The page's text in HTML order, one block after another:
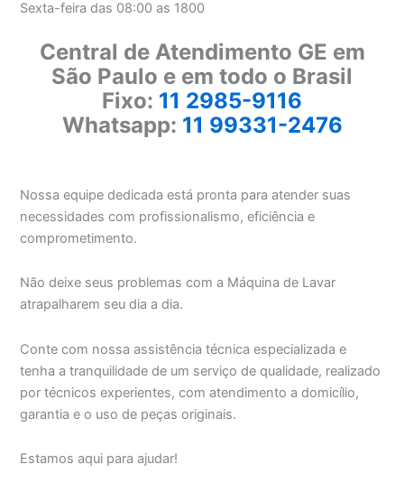
Sexta-feira das 08:00 as 1800
Central de Atendimento GE em
São Paulo e em todo o Brasil
Fixo: 11 2985-9116
Whatsapp: 11 99331-2476
Nossa equipe dedicada está pronta para atender suas
necessidades com profissionalismo, eficiência e
comprometimento.
Não deixe seus problemas com a Máquina de Lavar
atrapalharem seu dia a dia.
Conte com nossa assistência técnica especializada e
tenha a tranquilidade de um serviço de qualidade, realizado
por técnicos experientes, com atendimento a domicílio,
garantia e o uso de peças originais.
Estamos aqui para ajudar!